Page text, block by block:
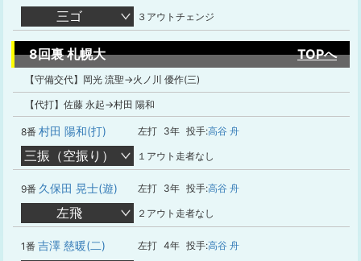
三ゴ ３アウトチェンジ
8回裏 札幌大 TOPへ
【守備交代】岡光 流聖→火ノ川 優作(三)
【代打】佐藤 永起→村田 陽和
8番 村田 陽和(打) 左打 3年 投手:高谷 舟
三振（空振り） １アウト走者なし
9番 久保田 晃士(遊) 左打 3年 投手:高谷 舟
左飛 ２アウト走者なし
1番 吉澤 慈暖(二) 左打 4年 投手:高谷 舟